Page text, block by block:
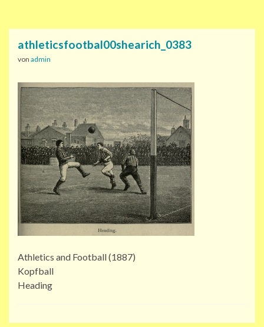
athleticsfootbal00shearich_0383
von admin
Athletics and Football (1887)
Kopfball
Heading